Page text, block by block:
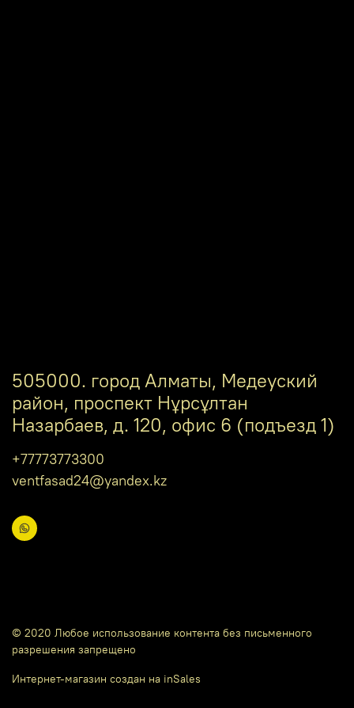
505000. город Алматы, Медеуский
район, проспект Нұрсұлтан
Назарбаев, д. 120, офис 6 (подъезд 1)
+77773773300
ventfasad24@yandex.kz
© 2020 Любое использование контента без письменного
разрешения запрещено
Интернет-магазин создан на inSales